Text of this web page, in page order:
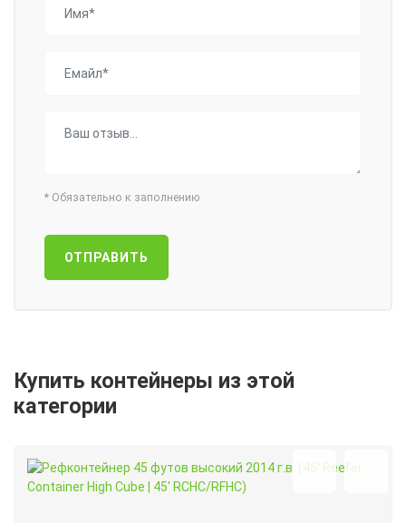
* Обязательно к заполнению
ОТПРАВИТЬ
Купить контейнеры из этой
категории